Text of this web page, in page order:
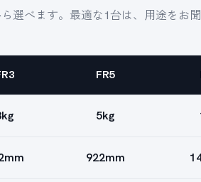
選べます。最適な1台は、用途をお聞
FR5
5kg
922mm